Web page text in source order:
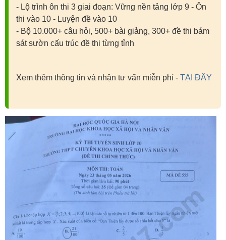
- Lộ trình ôn thi 3 giai đoạn: Vững nền tảng lớp 9 - Ôn
thi vào 10 - Luyện đề vào 10
- Bộ 10.000+ câu hỏi, 500+ bài giảng, 300+ đề thi bám
sát sườn cấu trúc đề thi từng tỉnh
Xem thêm thông tin và nhận tư vấn miễn phí - TẠI ĐÂY